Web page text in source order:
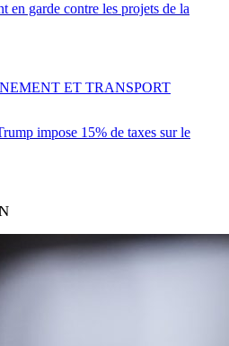
en garde contre les projets de la
impose 15% de taxes sur le
ET TRANSPORT